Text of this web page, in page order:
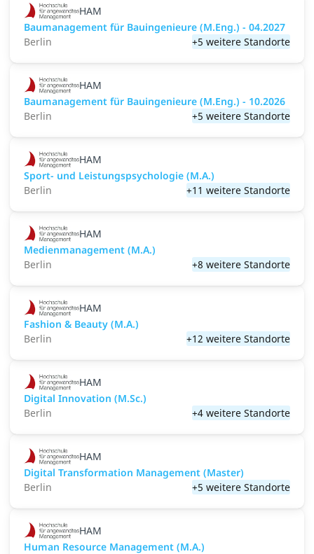
HAM
Baumanagement für Bauingenieure (M.Eng.) - 04.2027
Berlin
+5 weitere Standorte
HAM
Baumanagement für Bauingenieure (M.Eng.) - 10.2026
Berlin
+5 weitere Standorte
HAM
Sport- und Leistungspsychologie (M.A.)
Berlin
+11 weitere Standorte
HAM
Medienmanagement (M.A.)
Berlin
+8 weitere Standorte
HAM
Fashion & Beauty (M.A.)
Berlin
+12 weitere Standorte
HAM
Digital Innovation (M.Sc.)
Berlin
+4 weitere Standorte
HAM
Digital Transformation Management (Master)
Berlin
+5 weitere Standorte
HAM
Human Resource Management (M.A.)